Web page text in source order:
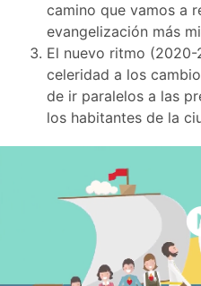
camino que vamos a
evangelización más
El nuevo ritmo
celeridad a los
de ir paralelos a las
los habitantes de la